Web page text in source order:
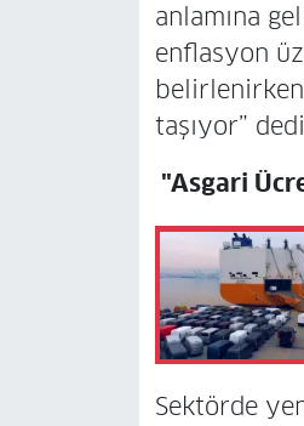
anlamına
enflasyon
taşıyor”
"Asgari
Sektörde